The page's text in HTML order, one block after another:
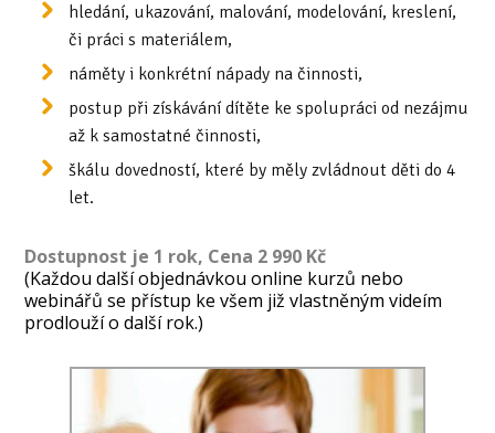
hledání, ukazování, malování, modelování, kreslení,
či práci s materiálem,
náměty i konkrétní nápady na činnosti,
postup při získávání dítěte ke spolupráci od nezájmu
až k samostatné činnosti,
škálu dovedností, které by měly zvládnout děti do 4
let.
Dostupnost je 1 rok, Cena 2 990 Kč
(Každou další objednávkou online kurzů nebo
webinářů se přístup ke všem již vlastněným videím
prodlouží o další rok.)